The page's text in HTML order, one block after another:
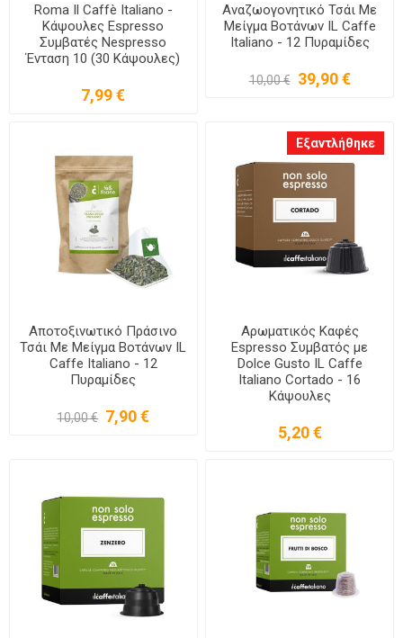
Roma Il Caffè Italiano -
Κάψουλες Espresso
Συμβατές Nespresso
Ένταση 10 (30 Κάψουλες)
7,99 €
Αναζωογονητικό Τσάι Με
Μείγμα Βοτάνων IL Caffe
Italiano - 12 Πυραμίδες
10,00 € 39,90 €
Αποτοξινωτικό Πράσινο
Τσάι Με Μείγμα Βοτάνων IL
Caffe Italiano - 12
Πυραμίδες
10,00 € 7,90 €
Αρωματικός Καφές
Espresso Συμβατός με
Dolce Gusto IL Caffe
Italiano Cortado - 16
Κάψουλες
5,20 €
Εξαντλήθηκε